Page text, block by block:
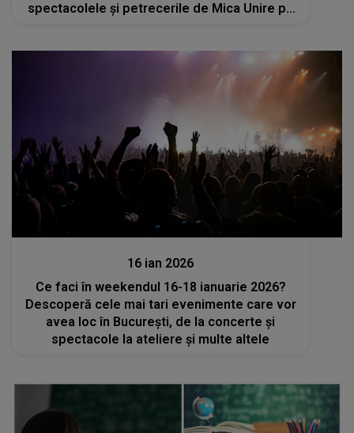
spectacolele și petrecerile de Mica Unire pe
Divertisment
16 ian 2026
Ce faci în weekendul 16-18 ianuarie 2026?
Descoperă cele mai tari evenimente care vor
avea loc în București, de la concerte și
spectacole la ateliere și multe altele